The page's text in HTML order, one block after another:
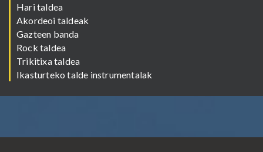
Hari taldea
Akordeoi taldeak
Gazteen banda
Rock taldea
Trikitixa taldea
Ikasturteko talde instrumentalak